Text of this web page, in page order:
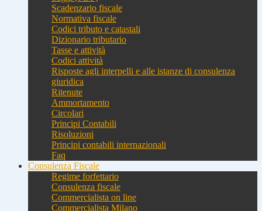
Scadenzario fiscale
Normativa fiscale
Codici tributo e catastali
Dizionario tributario
Tasse e attività
Codici attività
Risposte agli interpelli e alle istanze di consulenza
giuridica
Ritenute
Ammortamento
Circolari
Principi Contabili
Risoluzioni
Principi contabili internazionali
Faq
Consulenza Fiscale
Regime forfettario
Consulenza fiscale
Commercialista on line
Commercialista Milano